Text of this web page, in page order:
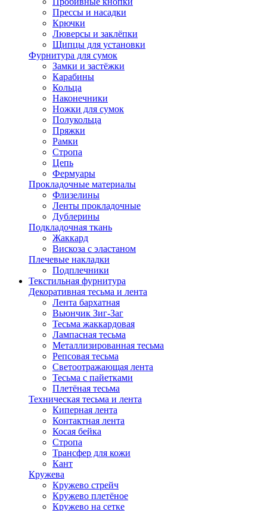
Прессы и насадки
Крючки
Люверсы и заклёпки
Щипцы для установки
Фурнитура для сумок
Замки и застёжки
Карабины
Кольца
Наконечники
Ножки для сумок
Полукольца
Пряжки
Рамки
Стропа
Цепь
Фермуары
Прокладочные материалы
Флизелины
Ленты прокладочные
Дублерины
Подкладочная ткань
Жаккард
Вискоза с эластаном
Плечевые накладки
Подплечники
Текстильная фурнитура
Декоративная тесьма и лента
Лента бархатная
Вьюнчик Зиг-Заг
Тесьма жаккардовая
Лампасная тесьма
Металлизированная тесьма
Репсовая тесьма
Светоотражающая лента
Тесьма с пайетками
Плетёная тесьма
Техническая тесьма и лента
Киперная лента
Контактная лента
Косая бейка
Стропа
Трансфер для кожи
Кант
Кружева
Кружево стрейч
Кружево плетёное
Кружево на сетке